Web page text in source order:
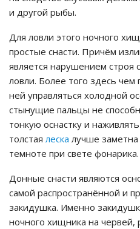
и другой рыбы.
Для ловли этого ночного
простые снасти. Причём
является нарушением строя
ловли. Более того здесь
ней управляться холодной
стынущие пальцы не
тонкую оснастку и
толстаялеска лучше заметна
темноте при свете фонарика.
Донные снасти являются
самой распространённой и
закидушка. Именно
ночного хищника на